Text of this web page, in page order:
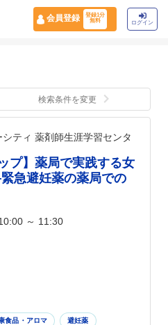
会員登録
登録1分
無料
ログイン
検索条件を変更
ティ 薬剤師生涯学習センタ
プ】薬局で実践する女
急避妊薬の薬局での
～ 11:30
食品・アロマ 避妊薬